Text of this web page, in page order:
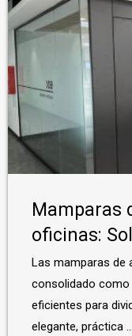
Mamparas
oficinas:
Las mamparas de
consolidado como
eficientes para
elegante, práctica ...